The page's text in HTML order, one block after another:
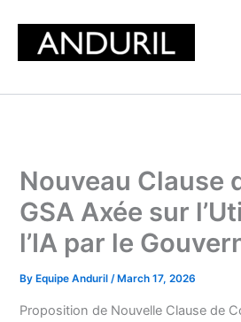
content
Nouveau Clause
GSA Axée sur
l’IA par le
By Equipe Anduril/ March 17, 2026
Proposition de Nouvelle Clause de